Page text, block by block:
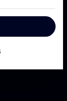
de realiserer
haveanlæg